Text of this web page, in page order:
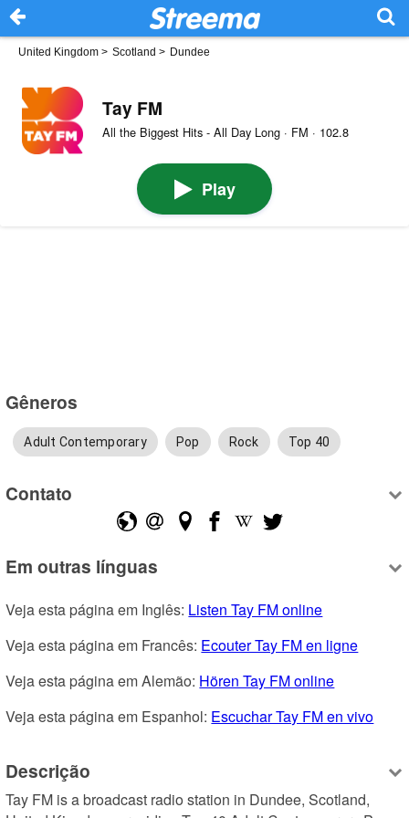
United Kingdom > Scotland > Dundee
Tay FM
All the Biggest Hits - All Day Long · FM · 102.8
Play
Gêneros
Adult Contemporary Pop Rock Top 40
Contato
Em outras línguas
Veja esta página em Inglês: Listen Tay FM online
Veja esta página em Francês: Ecouter Tay FM en ligne
Veja esta página em Alemão: Hören Tay FM online
Veja esta página em Espanhol: Escuchar Tay FM en vivo
Descrição
Tay FM is a broadcast radio station in Dundee, Scotland,